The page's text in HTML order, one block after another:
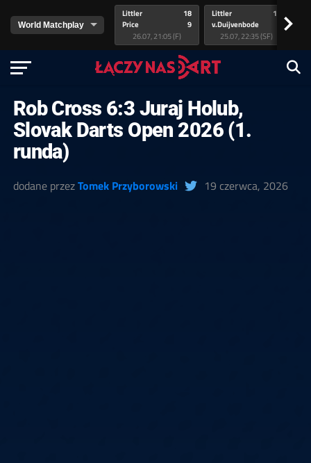
Littler
Price
18
9
26.07, 21:05 (F)
Littler
v.Duijvenbode
17
25.07, 22:35 (SF)
>
Rob Cross 6:3 Juraj Holub,
Slovak Darts Open 2026 (1.
runda)
dodane przezTomek Przyborowski 19 czerwca, 2026